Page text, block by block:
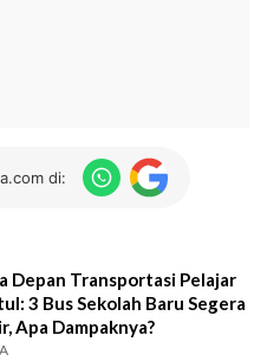
di:
Depan Transportasi Pelajar
3 Bus Sekolah Baru Segera
Apa Dampaknya?